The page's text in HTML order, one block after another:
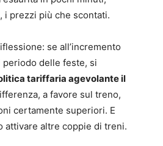
i prezzi più che scontati.
se all’incremento
periodo delle feste, si
tariffaria agevolante il
a favore sul treno,
certamente superiori. E
attivare altre coppie di treni.